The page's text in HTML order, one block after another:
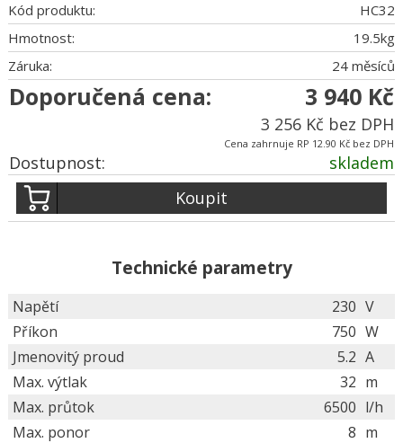
Kód produktu:
HC32
Hmotnost:
19.5kg
Záruka:
24 měsíců
Doporučená cena: 3 940 Kč
3 256 Kč bez DPH
Cena zahrnuje RP 12.90 Kč bez DPH
Dostupnost:
skladem
Koupit
Technické parametry
Napětí 230 V
Příkon
750 W
Jmenovitý proud
5.2 A
Max. výtlak
32 m
Max. průtok
6500 l/h
Max. ponor
8 m